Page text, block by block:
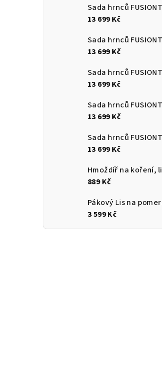
13 699 Kč
13 699 Kč
13 699 Kč
13 699 Kč
13 699 Kč
889 Kč
3 599 Kč